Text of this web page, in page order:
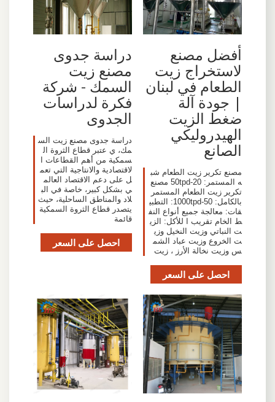
أفضل مصنع
لاستخراج زيت
الطعام في لبنان
| جودة آلة
ضغط الزيت
الهيدروليكي
الصانع
مصنع تكرير زيت الطعام شب
ه المستمر: 20-50tpd مصنع
تكرير زيت الطعام المستمر
بالكامل: 50-1000tpd: التطبي
قات: معالجة جميع أنواع النف
ط الخام تقريب ا للأكل: الزي
ت النباتي وزيت النخيل وزي
ت الخروع وزيت عباد الشم
س وزيت نخالة الأرز ، زيت
احصل على السعر
دراسة جدوى
مصنع زيت
السمك - شركة
فكرة لدراسات
الجدوى
دراسة جدوى مصنع زيت الس
مك، ي عتبر قطاع الثروة ال
سمكية من أهم القطاعات ا
لاقتصادية والانتاجية التي تعم
ل على دعم الاقتصاد العالم
ي بشكل كبير، خاصة في الب
لاد والمناطق الساحلية، حيث
يتصدر قطاع الثروة السمكية
قائمة
احصل على السعر